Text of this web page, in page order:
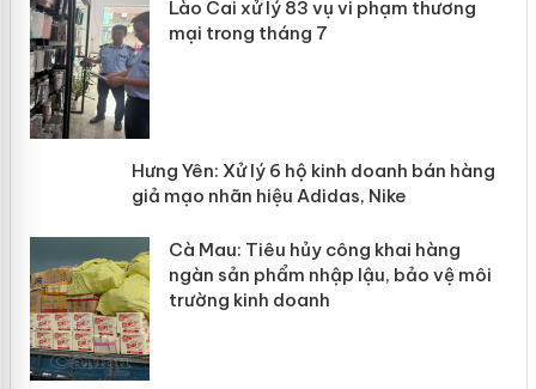
Lào Cai xử lý 83 vụ vi phạm thương
mại trong tháng 7
Hưng Yên: Xử lý 6 hộ kinh doanh bán
hàng giả mạo nhãn hiệu Adidas, Nike